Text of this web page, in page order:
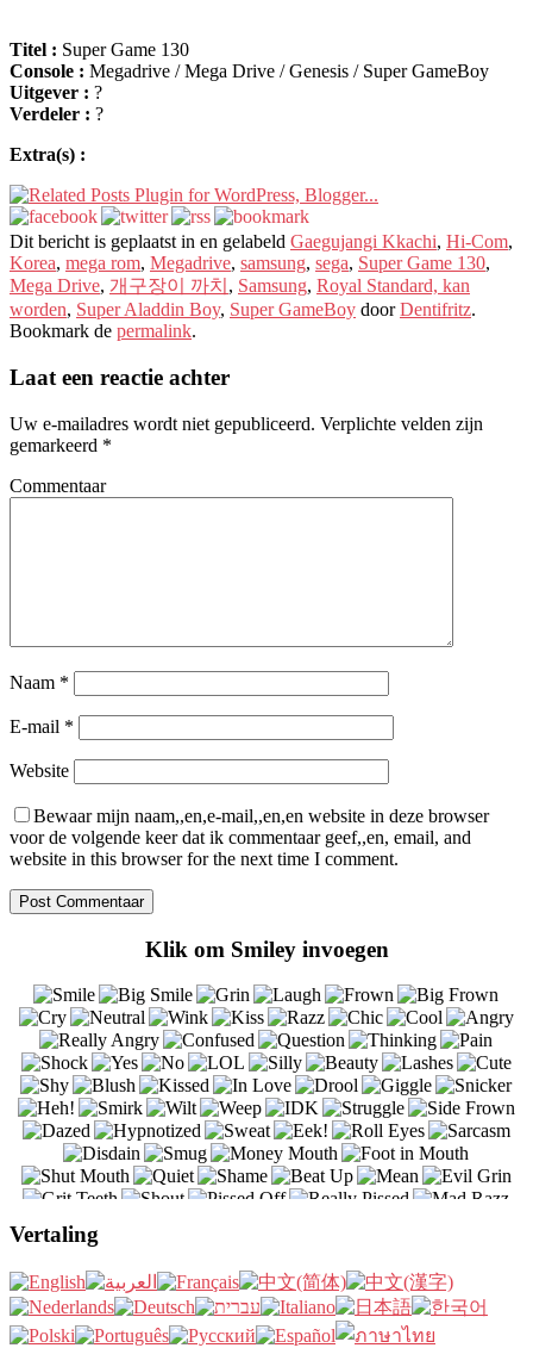
Titel : Super Game 130
Console : Megadrive / Mega Drive / Genesis / Super GameBoy
Uitgever : ?
Verdeler : ?
Extra(s) :
Dit bericht is geplaatst in en gelabeld Gaegujangi Kkachi, Hi-Com,
Korea, mega rom, Megadrive, samsung, sega, Super Game 130,
Mega Drive, 개구장이 까치 , Samsung, Royal Standard, kan
worden, Super Aladdin Boy, Super GameBoy doorDentifritz.
Bookmark de permalink.
Laat een reactie achter
Uw e-mailadres wordt niet gepubliceerd. Verplichte velden zijn
gemarkeerd *
Commentaar
Naam *
E-mail *
Website
Bewaar mijn naam,,en,e-mail,,en,en website in deze browser
voor de volgende keer dat ik commentaar geef,,en, email, and
website in this browser for the next time I comment.
Klik om Smiley invoegen
Vertaling